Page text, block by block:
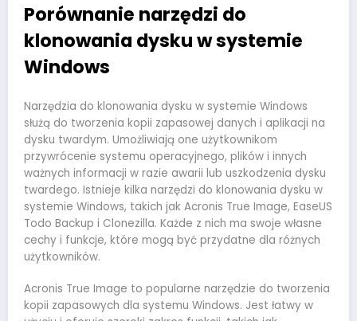
Porównanie narzędzi do
klonowania dysku w systemie
Windows
Narzędzia do klonowania dysku w systemie Windows
służą do tworzenia kopii zapasowej danych i aplikacji na
dysku twardym. Umożliwiają one użytkownikom
przywrócenie systemu operacyjnego, plików i innych
ważnych informacji w razie awarii lub uszkodzenia dysku
twardego. Istnieje kilka narzędzi do klonowania dysku w
systemie Windows, takich jak Acronis True Image, EaseUS
Todo Backup i Clonezilla. Każde z nich ma swoje własne
cechy i funkcje, które mogą być przydatne dla różnych
użytkowników.
Acronis True Image to popularne narzędzie do tworzenia
kopii zapasowych dla systemu Windows. Jest łatwy w